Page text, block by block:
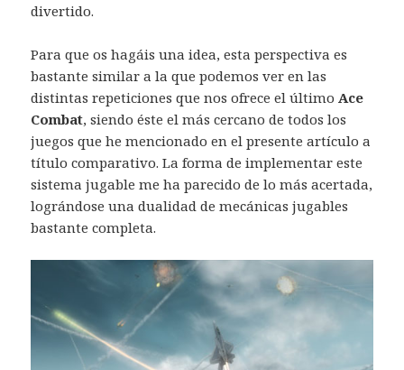
divertido.
Para que os hagáis una idea, esta perspectiva es
bastante similar a la que podemos ver en las
distintas repeticiones que nos ofrece el últimoAce
Combat, siendo éste el más cercano de todos los
juegos que he mencionado en el presente artículo a
título comparativo. La forma de implementar este
sistema jugable me ha parecido de lo más acertada,
lográndose una dualidad de mecánicas jugables
bastante completa.